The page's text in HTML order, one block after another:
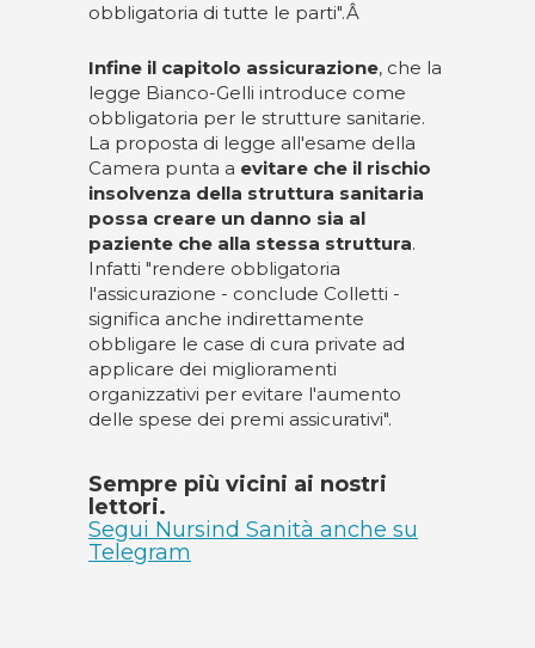
obbligatoria di tutte le parti".Â
Infine il capitolo assicurazione, che la
legge Bianco-Gelli introduce come
obbligatoria per le strutture sanitarie.
La proposta di legge all'esame della
Camera punta a evitare che il rischio
insolvenza della struttura sanitaria
possa creare un danno sia al
paziente che alla stessa struttura.
Infatti "rendere obbligatoria
l'assicurazione - conclude Colletti -
significa anche indirettamente
obbligare le case di cura private ad
applicare dei miglioramenti
organizzativi per evitare l'aumento
delle spese dei premi assicurativi".
Sempre più vicini ai nostri
lettori.
Segui Nursind Sanità anche su
Telegram